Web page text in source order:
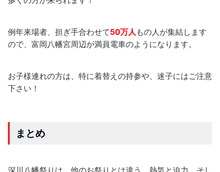
例年来場者、担ぎ手合わせて50万人 もの人が集結します
ので、富岡八幡宮周辺が満員電車のようになります。
お子様連れの方は、特に着替えの持参や、迷子にはご注意
下さい！
まとめ
深川八幡祭りは、他のお祭りとは違う、熱気と迫力、そし